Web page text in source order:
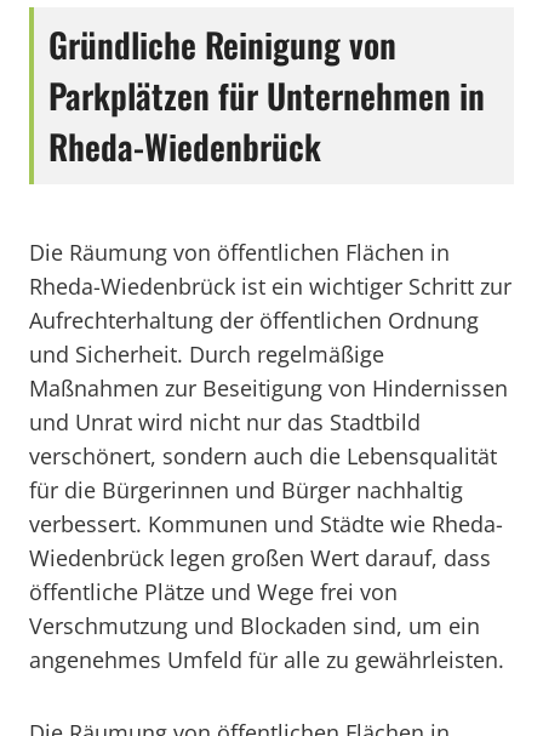
Gründliche Reinigung von
Parkplätzen für Unternehmen in
Rheda-Wiedenbrück
Die Räumung von öffentlichen Flächen in
Rheda-Wiedenbrück ist ein wichtiger Schritt zur
Aufrechterhaltung der öffentlichen Ordnung
und Sicherheit. Durch regelmäßige
Maßnahmen zur Beseitigung von Hindernissen
und Unrat wird nicht nur das Stadtbild
verschönert, sondern auch die Lebensqualität
für die Bürgerinnen und Bürger nachhaltig
verbessert. Kommunen und Städte wie Rheda-
Wiedenbrück legen großen Wert darauf, dass
öffentliche Plätze und Wege frei von
Verschmutzung und Blockaden sind, um ein
angenehmes Umfeld für alle zu gewährleisten.